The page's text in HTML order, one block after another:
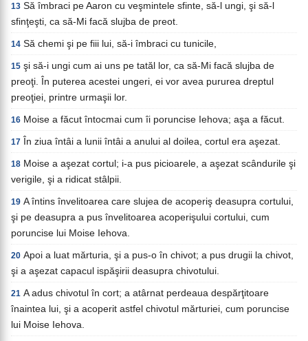
13 Să îmbraci pe Aaron cu veşmintele sfinte, să-l ungi, şi să-l
sfinţeşti, ca să-Mi facă slujba de preot.
14 Să chemi şi pe fiii lui, să-i îmbraci cu tunicile,
15 şi să-i ungi cum ai uns pe tatăl lor, ca să-Mi facă slujba de
preoţi. În puterea acestei ungeri, ei vor avea pururea dreptul
preoţiei, printre urmaşii lor.
16 Moise a făcut întocmai cum îi poruncise Iehova; aşa a făcut.
17 În ziua întâi a lunii întâi a anului al doilea, cortul era aşezat.
18 Moise a aşezat cortul; i-a pus picioarele, a aşezat scândurile şi
verigile, şi a ridicat stâlpii.
19 A întins învelitoarea care slujea de acoperiş deasupra cortului,
şi pe deasupra a pus învelitoarea acoperişului cortului, cum
poruncise lui Moise Iehova.
20 Apoi a luat mărturia, şi a pus-o în chivot; a pus drugii la chivot,
şi a aşezat capacul ispăşirii deasupra chivotului.
21 A adus chivotul în cort; a atârnat perdeaua despărţitoare
înaintea lui, şi a acoperit astfel chivotul mărturiei, cum poruncise
lui Moise Iehova.